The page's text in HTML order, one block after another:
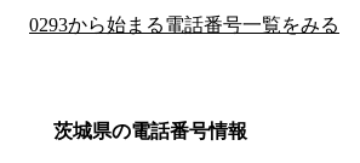
0293から始まる電話番号一覧をみる
茨城県の電話番号情報